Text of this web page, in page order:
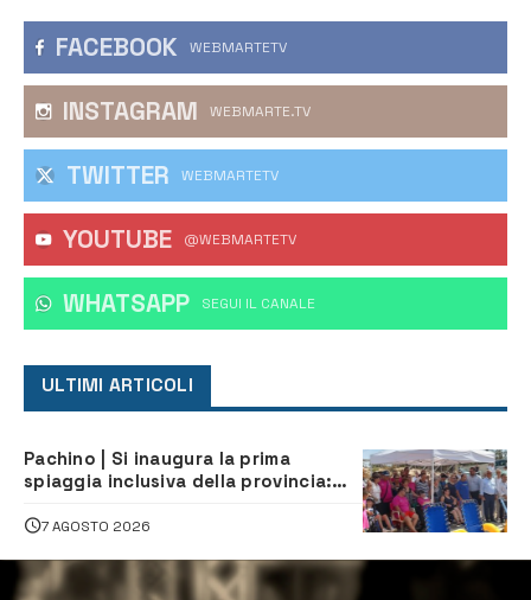
FACEBOOK WEBMARTETV
INSTAGRAM WEBMARTE.TV
TWITTER WEBMARTETV
YOUTUBE @WEBMARTETV
WHATSAPP ‎SEGUI IL CANALE
ULTIMI ARTICOLI
Pachino | Si inaugura la prima
spiaggia inclusiva della provincia:
tutti
7 AGOSTO 2026